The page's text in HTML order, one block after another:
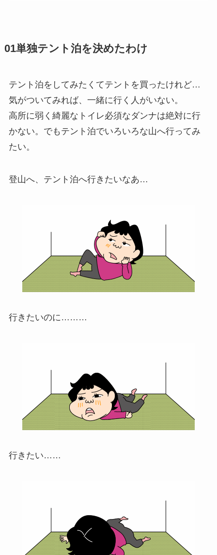
01単独テント泊を決めたわけ
テント泊をしてみたくてテントを買ったけれど…
気がついてみれば、一緒に行く人がいない。
高所に弱く綺麗なトイレ必須なダンナは絶対に行
かない。でもテント泊でいろいろな山へ行ってみ
たい。
登山へ、テント泊へ行きたいなあ…
行きたいのに………
行きたい……